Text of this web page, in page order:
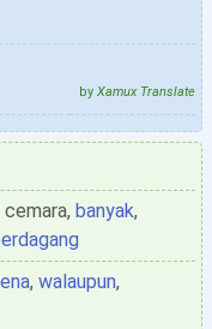
by Xamux Translate
banyak,
, walaupun,